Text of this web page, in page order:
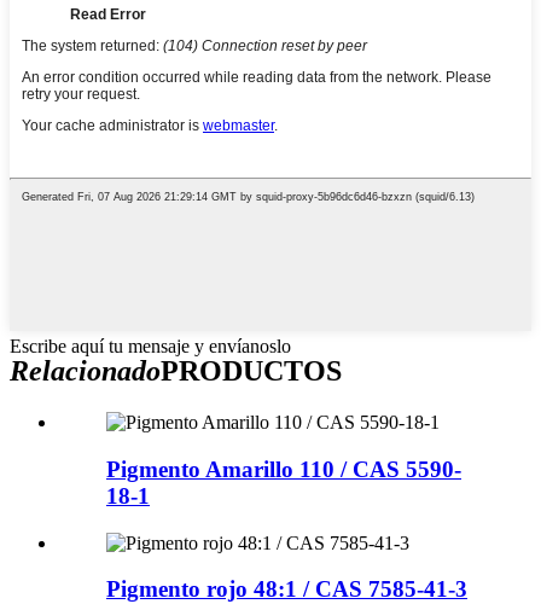
Escribe aquí tu mensaje y envíanoslo
RelacionadoPRODUCTOS
Pigmento Amarillo 110 / CAS 5590-
18-1
Pigmento rojo 48:1 / CAS 7585-41-3